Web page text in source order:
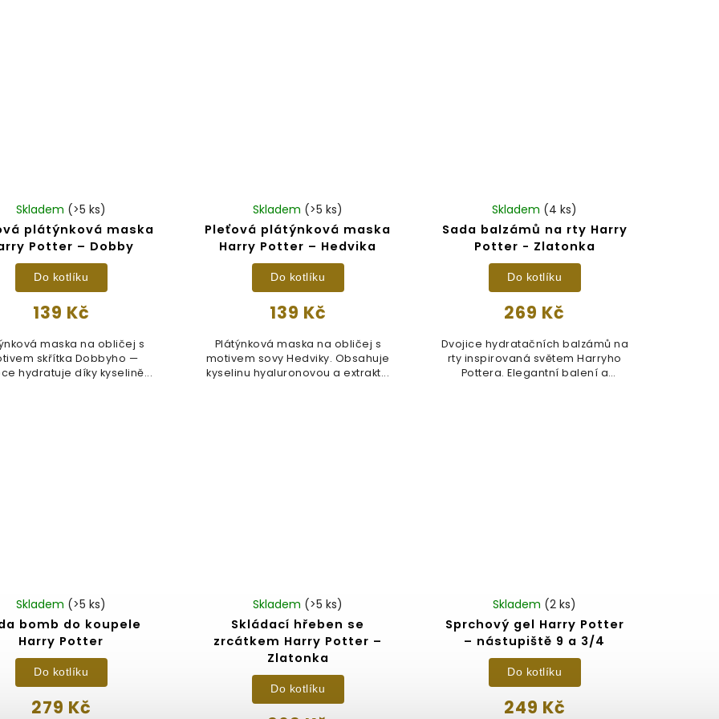
plátýnková maska
Potter – Dobby
Skladem (>5 ks)
139 Kč
Do kotlíku
maska na obličej s
skřítka Dobbyho —
hydratuje díky kyselině...
Pleťová plátýnková maska
Harry Potter – Hedvika
Skladem (>5 ks)
139 Kč
Do kotlíku
Plátýnková maska na obličej s
motivem sovy Hedviky. Obsahuje
kyselinu hyaluronovou a extrakt...
Sada balzámů na rty Harry
Potter - Zlatonka
Skladem (4 ks)
269 Kč
Do kotlíku
Dvojice hydratačních balzámů na
rty inspirovaná světem Harryho
Pottera. Elegantní balení a
bomb do koupele
Harry Potter
Skladem (>5 ks)
279 Kč
Do kotlíku
Skládací hřeben se
zrcátkem Harry Potter –
Zlatonka
Skladem (>5 ks)
Do kotlíku
Sprchový gel Harry Potter
– nástupiště 9 a 3/4
Skladem (2 ks)
249 Kč
Do kotlíku